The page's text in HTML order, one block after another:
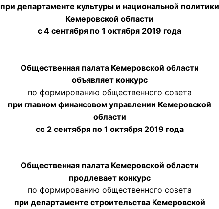
при департаменте культуры и национальной политики
Кемеровской области
с 4 сентября по 1 октября 2019 года
Общественная палата Кемеровской области
объявляет конкурс
по формированию общественного совета
при главном финансовом управлении Кемеровской
области
со 2 сентября по 1 октября 2019 года
Общественная палата Кемеровской области
продлевает конкурс
по формированию общественного совета
при департаменте строительства Кемеровской